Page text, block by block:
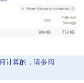
计算的，请参阅